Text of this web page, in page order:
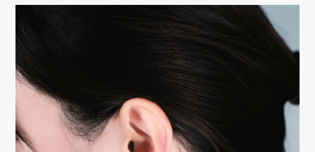
A.LANGE & SOHNE Breguet
ブレゲ
PATEK PHILIPPE IWC
IWC
RICHARD MILLE
リシャール・ミル
VACHERON
CONSTANTIN
ヴァシュロン・コンスタ
PANERAI
パネライ
レガリア ダブルトップ
ヨビコ
NOMBRE
ノンブル
ALPHA
アルファ
ALPHA putite
アルファプティ
eclat
エクラ
RICH CROSS
リッチクロス
TwinPinky
ツインピンキー
ガーデンパーティー エブリン
財布 チャーム
その他
エルメスバッグ